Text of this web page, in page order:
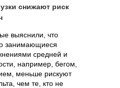
снижают риск
выяснили, что
занимающиеся
средней и
например, бегом,
меньше рискуют
чем те, кто не